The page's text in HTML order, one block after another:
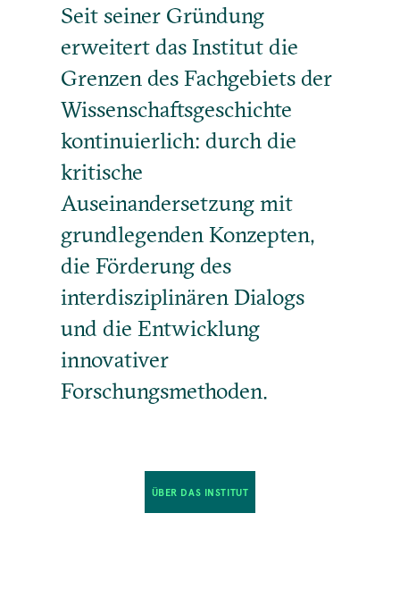
Seit seiner Gründung
erweitert das Institut die
Grenzen des Fachgebiets der
Wissenschaftsgeschichte
kontinuierlich: durch die
kritische
Auseinandersetzung mit
grundlegenden Konzepten,
die Förderung des
interdisziplinären Dialogs
und die Entwicklung
innovativer
Forschungsmethoden.
ÜBER DAS INSTITUT